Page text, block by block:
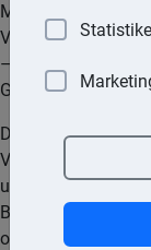
Mit ihrer Revision
Verfahren sowohl
– insbesondere §
Grundgesetz (GG)
Der BFH
Vorinstanz und
unbegründet
oder an den